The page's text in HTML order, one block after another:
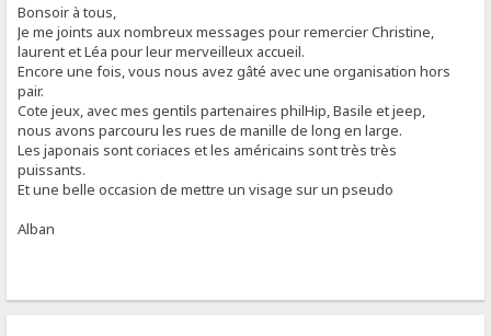
Bonsoir à tous,
Je me joints aux nombreux messages pour remercier Christine,
laurent et Léa pour leur merveilleux accueil.
Encore une fois, vous nous avez gâté avec une organisation hors
pair.
Cote jeux, avec mes gentils partenaires philHip, Basile et jeep,
nous avons parcouru les rues de manille de long en large.
Les japonais sont coriaces et les américains sont très très
puissants.
Et une belle occasion de mettre un visage sur un pseudo
Alban